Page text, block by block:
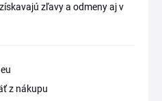
zľavy a odmeny aj v
z nákupu